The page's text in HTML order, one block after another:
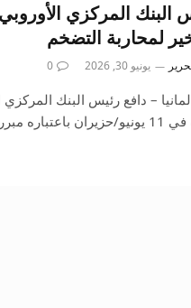
البنك المركزي
لمحاربة التضخم
يونيو 30, 2026 0
– دافع رئيس البنك
أسعار الفائدة في 11 يونيو/حزيران